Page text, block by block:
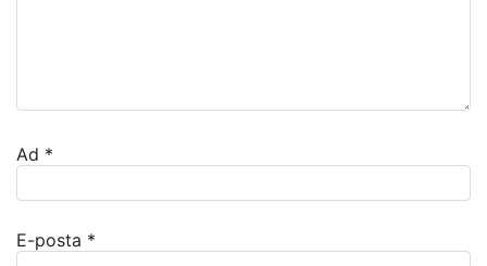
Ad *
E-posta *